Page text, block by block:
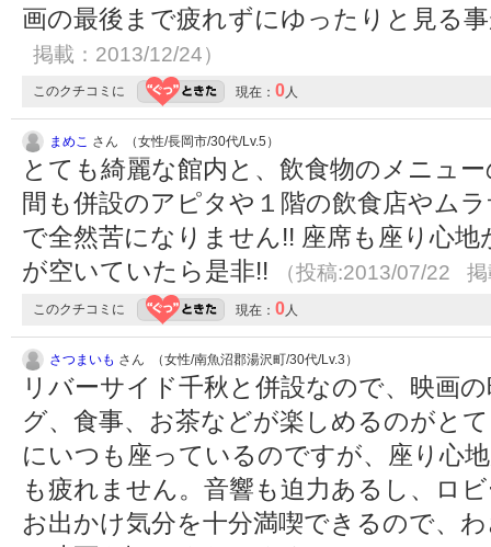
画の最後まで疲れずにゆったりと見る
掲載：2013/12/24）
このクチコミに 現在： 0 人
まめこ さん （女性/長岡市/30代/Lv.5）
とても綺麗な館内と、飲食物のメニュ
間も併設のアピタや１階の飲食店やム
で全然苦になりません!! 座席も座り心
が空いていたら是非!!
（投稿:2013/07/22
このクチコミに 現在： 0 人
さつまいも さん （女性/南魚沼郡湯沢町/30代/Lv.3）
リバーサイド千秋と併設なので、映画
グ、食事、お茶などが楽しめるのがと
にいつも座っているのですが、座り心
も疲れません。音響も迫力あるし、ロ
お出かけ気分を十分満喫できるので、